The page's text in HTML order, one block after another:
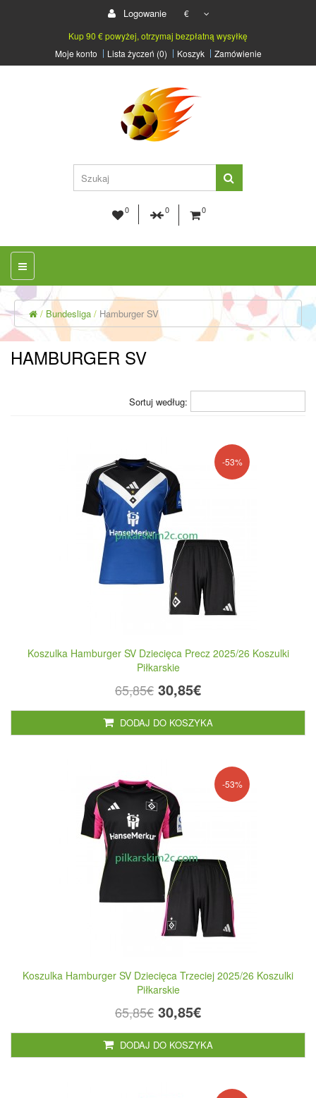
Logowanie
€
Kup 90 € powyżej, otrzymaj bezpłatną wysyłkę
Moje konto
Lista życzeń (0) Koszyk Zamówienie
0 0 0
Bundesliga Hamburger SV
HAMBURGER SV
Sortuj według:
-53%
Koszulka Hamburger SV Dziecięca Precz 2025/26 Koszulki
Piłkarskie
65,85€ 30,85€
DODAJ DO KOSZYKA
-53%
Koszulka Hamburger SV Dziecięca Trzeciej 2025/26 Koszulki
Piłkarskie
65,85€ 30,85€
DODAJ DO KOSZYKA